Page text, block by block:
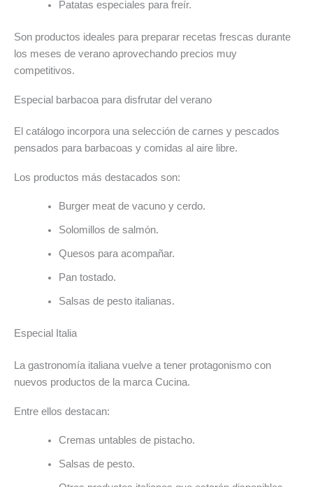
Patatas especiales para freír.
Son productos ideales para preparar recetas frescas durante
los meses de verano aprovechando precios muy
competitivos.
Especial barbacoa para disfrutar del verano
El catálogo incorpora una selección de carnes y pescados
pensados para barbacoas y comidas al aire libre.
Los productos más destacados son:
Burger meat de vacuno y cerdo.
Solomillos de salmón.
Quesos para acompañar.
Pan tostado.
Salsas de pesto italianas.
Especial Italia
La gastronomía italiana vuelve a tener protagonismo con
nuevos productos de la marca Cucina.
Entre ellos destacan:
Cremas untables de pistacho.
Salsas de pesto.